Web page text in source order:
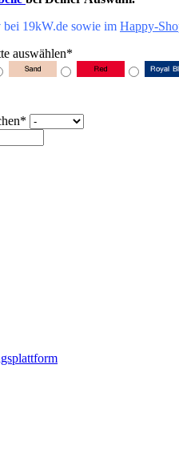
19kW.de sowie im Happy-
auswählen*
*